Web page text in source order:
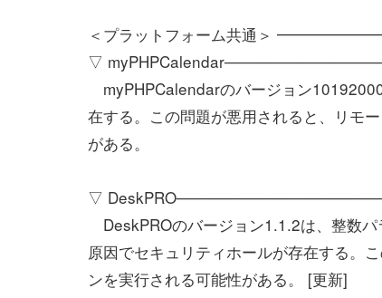
＜プラットフォーム共通＞
▽
myPHPCalendarのバージョン
在する。この問題が悪用されると、リモ
がある。
▽
DeskPROのバージョン1.1.2は、整数
原因でセキュリティホールが存在する。
ンを実行される可能性がある。 [更新]